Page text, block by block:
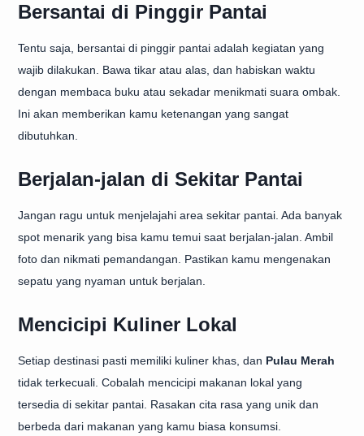
Bersantai di Pinggir Pantai
Tentu saja, bersantai di pinggir pantai adalah kegiatan yang
wajib dilakukan. Bawa tikar atau alas, dan habiskan waktu
dengan membaca buku atau sekadar menikmati suara ombak.
Ini akan memberikan kamu ketenangan yang sangat
dibutuhkan.
Berjalan-jalan di Sekitar Pantai
Jangan ragu untuk menjelajahi area sekitar pantai. Ada banyak
spot menarik yang bisa kamu temui saat berjalan-jalan. Ambil
foto dan nikmati pemandangan. Pastikan kamu mengenakan
sepatu yang nyaman untuk berjalan.
Mencicipi Kuliner Lokal
Setiap destinasi pasti memiliki kuliner khas, dan Pulau Merah
tidak terkecuali. Cobalah mencicipi makanan lokal yang
tersedia di sekitar pantai. Rasakan cita rasa yang unik dan
berbeda dari makanan yang kamu biasa konsumsi.